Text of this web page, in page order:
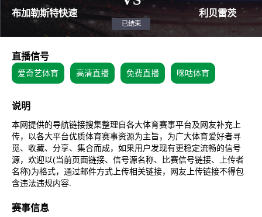
VS
直播信号
爱奇艺体育 高清直播 免费直播 咪咕体育
说明
本网提供的导航链接搜集整理自各大体育赛事平台及网友补充上
传，以各大平台优质体育赛事资源为主旨，为广大体育爱好者寻
觅、收藏、分享、集合而成，如果用户发现有更稳定流畅的信号
源，欢迎以(当前页面链接、信号源名称、比赛信号链接、上传者
名称)为格式，通过邮件方式上传相关链接，网友上传链接不得包
含违法违规内容.
赛事信息